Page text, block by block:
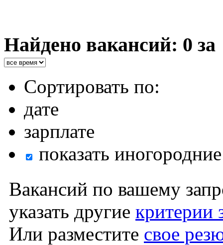
Найдено вакансий: 0 за
Сортировать по:
дате
зарплате
показать
Вакансий по вашему
указать другие критерии
Или разместите свое